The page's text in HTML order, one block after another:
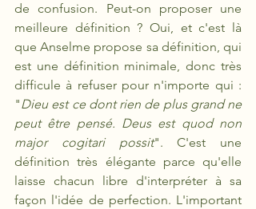
de confusion. Peut-on proposer une
meilleure définition ? Oui, et c'est là
que Anselme propose sa définition, qui
est une définition minimale, donc très
difficule à refuser pour n'importe qui :
"Dieu est ce dont rien de plus grand ne
peut être pensé. Deus est quod non
major cogitari possit". C'est une
définition très élégante parce qu'elle
laisse chacun libre d'interpréter à sa
façon l'idée de perfection. L'important